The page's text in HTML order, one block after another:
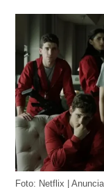
Foto: Netflix |